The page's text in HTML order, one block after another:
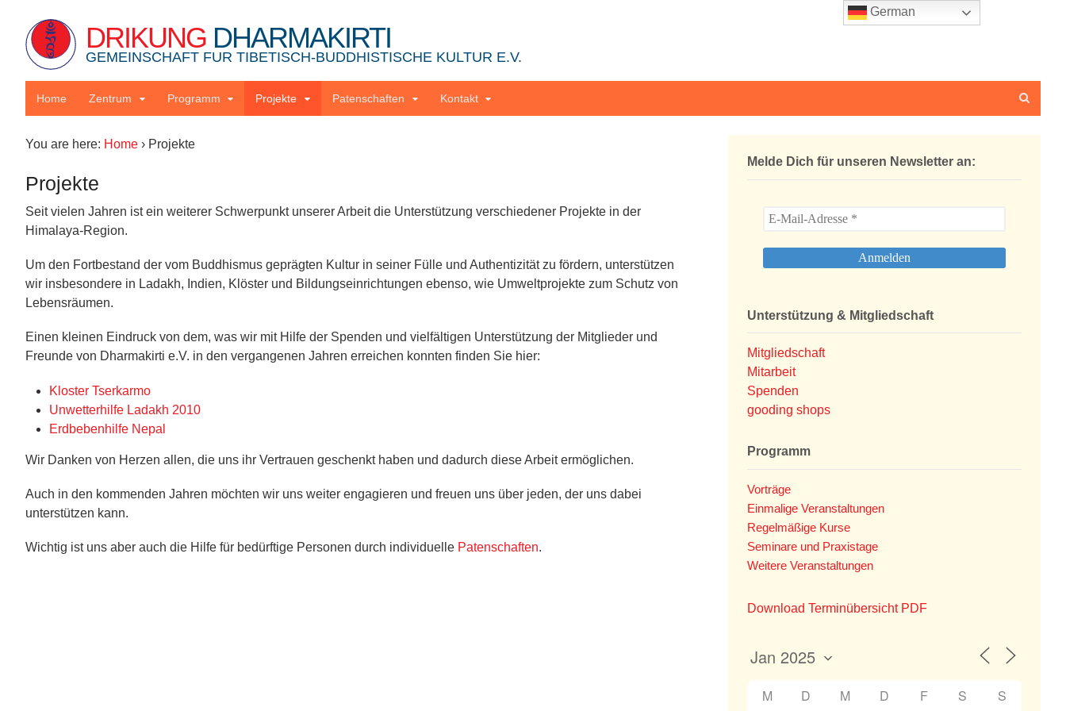
DRIKUNG DHARMAKIRTI
GEMEINSCHAFT FUR TIBETISCH-BUDDHISTISCHE KULTUR E.V.
Home Zentrum Programm Projekte Patenschaften Kontakt
You are here: Home › Projekte
Projekte
Seit vielen Jahren ist ein weiterer Schwerpunkt unserer Arbeit die Unterstützung verschiedener Projekte in der
Himalaya-Region.
Um den Fortbestand der vom Buddhismus geprägten Kultur in seiner Fülle und Authentizität zu fördern, unterstützen
wir insbesondere in Ladakh, Indien, Klöster und Bildungseinrichtungen ebenso, wie Umweltprojekte zum Schutz von
Lebensräumen.
Einen kleinen Eindruck von dem, was wir mit Hilfe der Spenden und vielfältigen Unterstützung der Mitglieder und
Freunde von Dharmakirti e.V. in den vergangenen Jahren erreichen konnten finden Sie hier:
Kloster Tserkarmo
Unwetterhilfe Ladakh 2010
Erdbebenhilfe Nepal
Wir Danken von Herzen allen, die uns ihr Vertrauen geschenkt haben und dadurch diese Arbeit ermöglichen.
Auch in den kommenden Jahren möchten wir uns weiter engagieren und freuen uns über jeden, der uns dabei
unterstützen kann.
Wichtig ist uns aber auch die Hilfe für bedürftige Personen durch individuelle Patenschaften.
Melde Dich für unseren Newsletter an:
Unterstützung & Mitgliedschaft
Mitgliedschaft
Mitarbeit
Spenden
gooding shops
Programm
Vorträge
Einmalige Veranstaltungen
Regelmäßige Kurse
Seminare und Praxistage
Weitere Veranstaltungen
Download Terminübersicht PDF
M D M D F S S
German